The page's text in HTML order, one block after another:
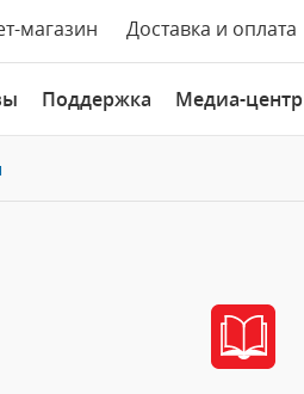
магазин Доставка и оплата
Поддержка Медиа-центр